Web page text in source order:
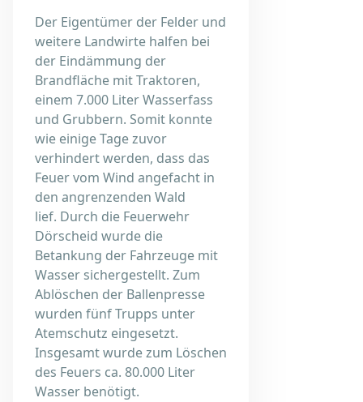
Der Eigentümer der Felder und
weitere Landwirte halfen bei
der Eindämmung der
Brandfläche mit Traktoren,
einem 7.000 Liter Wasserfass
und Grubbern. Somit konnte
wie einige Tage zuvor
verhindert werden, dass das
Feuer vom Wind angefacht in
den angrenzenden Wald
lief. Durch die Feuerwehr
Dörscheid wurde die
Betankung der Fahrzeuge mit
Wasser sichergestellt. Zum
Ablöschen der Ballenpresse
wurden fünf Trupps unter
Atemschutz eingesetzt.
Insgesamt wurde zum Löschen
des Feuers ca. 80.000 Liter
Wasser benötigt.